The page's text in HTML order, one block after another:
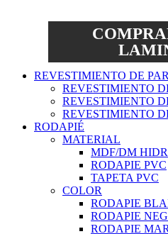
REVESTIMIENTO DE
REVESTIMIENTO
REVESTIMIENTO
REVESTIMIENTO
RODAPIÉ
MATERIAL
MDF/DM
RODAPIE PVC
TAPETA PVC
COLOR
RODAPIE
RODAPIE
RODAPIE